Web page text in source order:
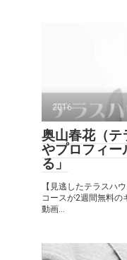
2016
奥山春花（テ
やプロフィー
る」
【見逃したテラスハ
コースが2週間無料
動画...